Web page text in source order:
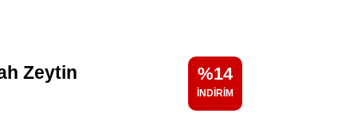
Zeytin 14